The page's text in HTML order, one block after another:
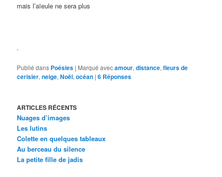
mais l’aïeule ne sera plus
.
Publié dans Poésies | Marqué avecamour,distance,fleurs de
cerisier,neige,Noël,océan |6 Réponses
ARTICLES RÉCENTS
Nuages d’images
Les lutins
Colette en quelques tableaux
Au berceau du silence
La petite fille de jadis